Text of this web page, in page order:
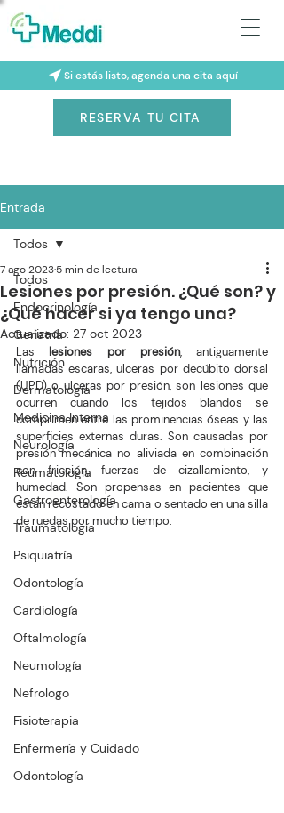
Si estás listo, agenda una cita aquí
RESERVA TU CITA
Entrada
Todos
Endocrinología
Geriatría
Nutrición
Dermatología
Medicina Interna
Neurología
Reumatología
Gastroenterología
Traumatología
Psiquiatría
Odontología
Cardiología
Oftalmología
Neumología
Nefrologo
Fisioterapia
Enfermería y Cuidado
Odontología
Todos
Lesiones por presión. ¿Qué son? y
¿Qué hacer si ya tengo una?
7 ago 20235 min de lectura
Actualizado: 27 oct 2023
Las lesiones por presión, antiguamente
llamadas escaras, ulceras por decúbito dorsal
(UPD) o ulceras por presión, son lesiones que
ocurren cuando los tejidos blandos se
comprimen entre las prominencias óseas y las
superficies externas duras. Son causadas por
presión mecánica no aliviada en combinación
con fricción, fuerzas de cizallamiento, y
humedad. Son propensas en pacientes que
están recostado en cama o sentado en una silla
de ruedas por mucho tiempo.